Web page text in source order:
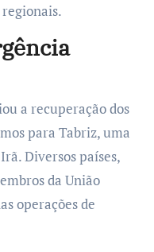
a recuperação dos
para Tabriz, uma
Diversos países,
da União
operações de